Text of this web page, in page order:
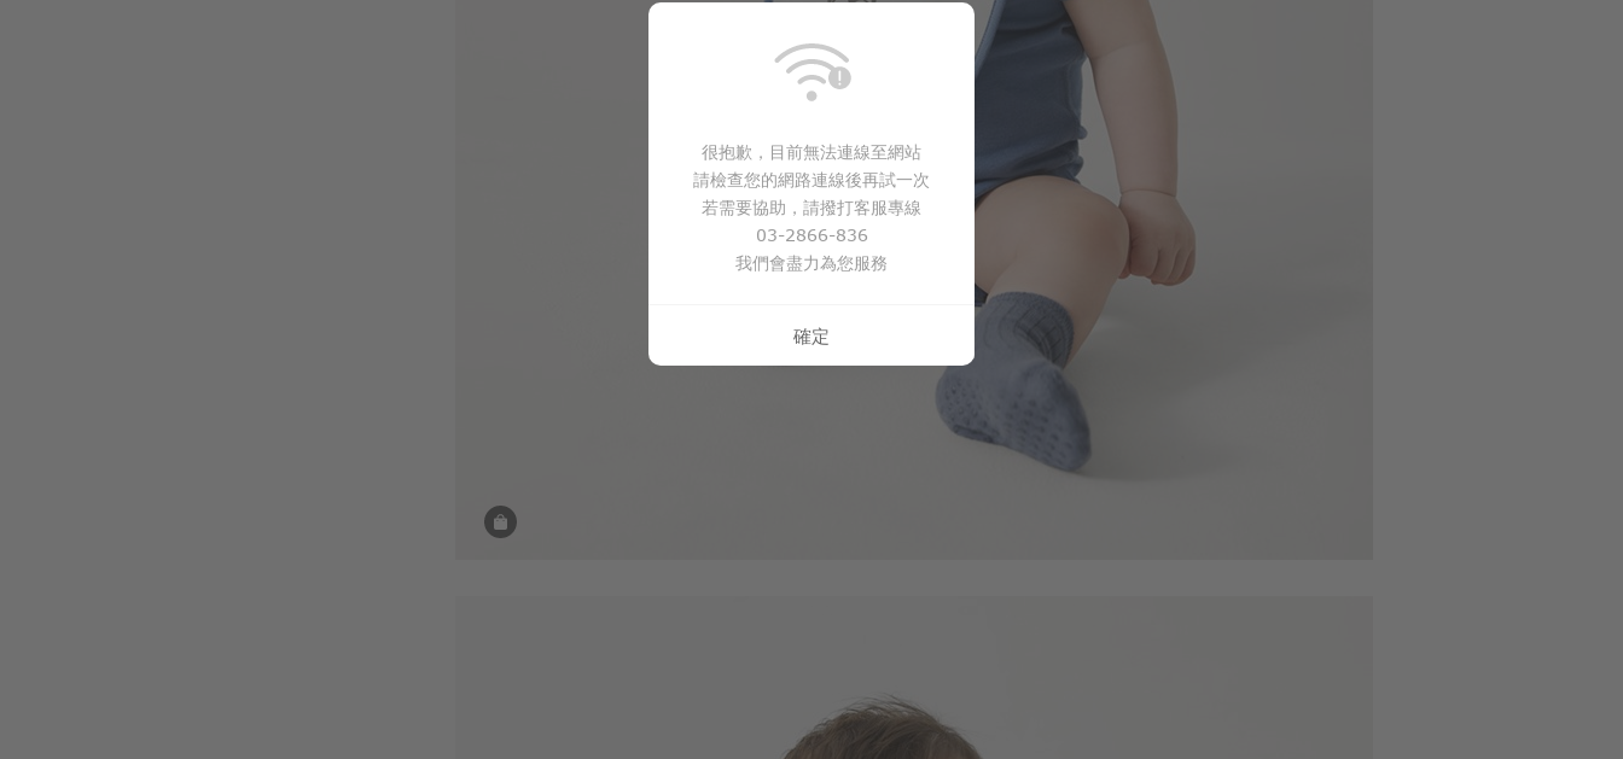
$114 $ 119
很抱歉，目前無法連線至網站
請檢查您的網路連線後再試一次
若需要協助，請撥打客服專線
03-2866-836
我們會盡力為您服務
確定